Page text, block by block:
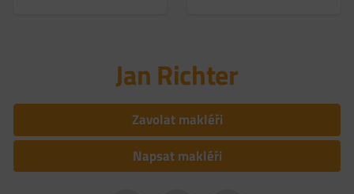
Jan Richter
Zavolat makléři
Napsat makléři